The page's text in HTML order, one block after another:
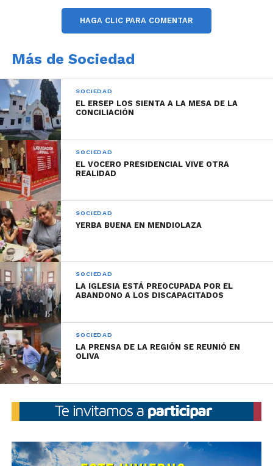
HAGA CLIC PARA COMENTAR
Más de Sociedad
SOCIEDAD
EL ERSEP LOS SIENTA A LA MESA DE LA
CONCILIACIÓN
SOCIEDAD
EL VOCERO PRESIDENCIAL VIVE OTRA
REALIDAD
SOCIEDAD
YERBA BUENA EN MENDIOLAZA
SOCIEDAD
LA IGLESIA ESTÁ PREOCUPADA POR EL
ABANDONO A LOS DISCAPACITADOS
SOCIEDAD
LA PRENSA DE LA REGIÓN SE REUNIÓ EN
OLIVA